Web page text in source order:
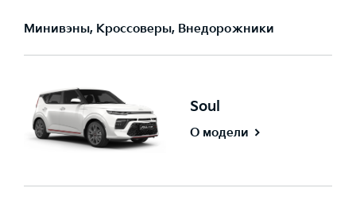
Минивэны, Кроссоверы, Внедорожники
Soul
О модели